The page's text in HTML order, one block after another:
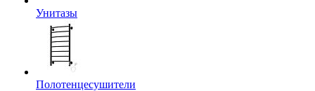
Унитазы
Полотенцесушители